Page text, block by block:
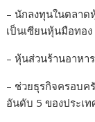
– นักลงทุนในตลาด
เป็นเซียนหุ้นมือทอง
– หุ้นส่วนร้านอาหา
– ช่วยธุรกิจครอบค
อันดับ 5 ของประเท